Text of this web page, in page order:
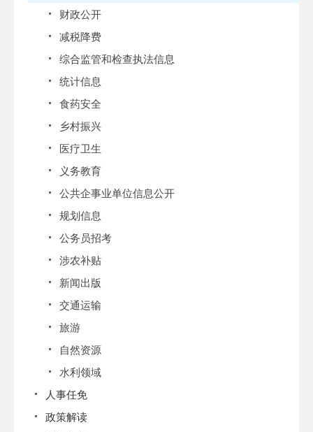
财政公开
减税降费
综合监管和检查执法信息
统计信息
食药安全
乡村振兴
医疗卫生
义务教育
公共企事业单位信息公开
规划信息
公务员招考
涉农补贴
新闻出版
交通运输
旅游
自然资源
水利领域
人事任免
政策解读